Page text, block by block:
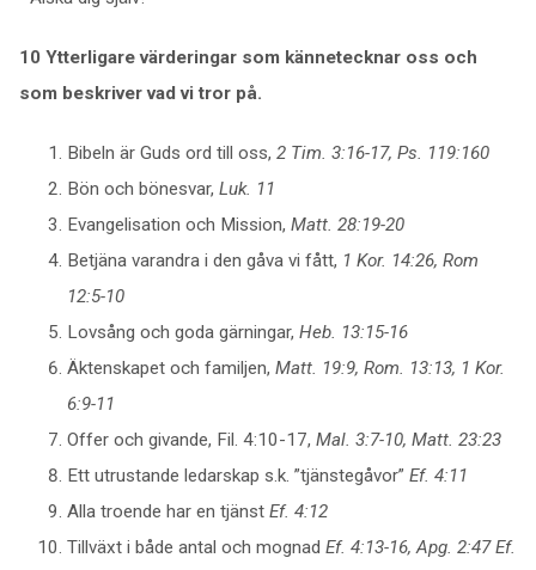
10 Ytterligare värderingar som kännetecknar oss och
som beskriver vad vi tror på.
Bibeln är Guds ord till oss, 2 Tim. 3:16-17, Ps. 119:160
Bön och bönesvar, Luk. 11
Evangelisation och Mission, Matt. 28:19-20
Betjäna varandra i den gåva vi fått, 1 Kor. 14:26, Rom
12:5-10
Lovsång och goda gärningar, Heb. 13:15-16
Äktenskapet och familjen, Matt. 19:9, Rom. 13:13, 1 Kor.
6:9-11
Offer och givande, Fil. 4:10-17, Mal. 3:7-10, Matt. 23:23
Ett utrustande ledarskap s.k. ”tjänstegåvor” Ef. 4:11
Alla troende har en tjänst Ef. 4:12
Tillväxt i både antal och mognad Ef. 4:13-16, Apg. 2:47 Ef.